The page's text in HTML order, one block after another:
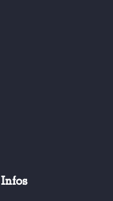
Infos